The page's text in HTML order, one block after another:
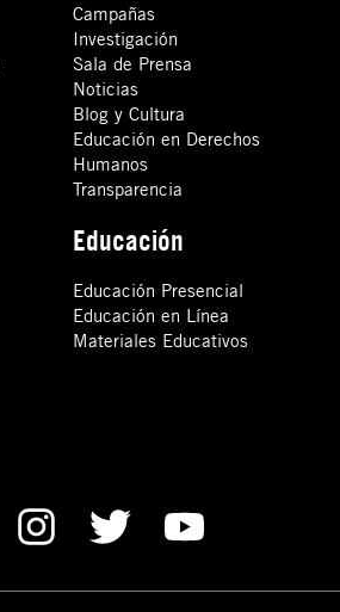
Campañas
Investigación
Sala de Prensa
Noticias
Blog y Cultura
Educación en Derechos
Humanos
Transparencia
Educación
Educación Presencial
Educación en Línea
Materiales Educativos